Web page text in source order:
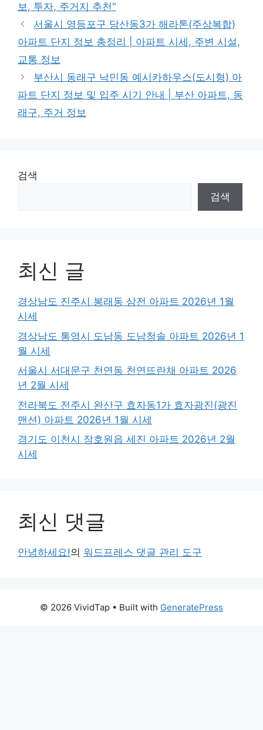
보, 투자, 주거지 추천"
서울시 영등포구 당산동3가 해라톤(주상복합)
아파트 단지 정보 총정리 | 아파트 시세, 주변 시설,
교통 정보
부산시 동래구 낙민동 예시카하우스(도시형) 아
파트 단지 정보 및 입주 시기 안내 | 부산 아파트, 동
래구, 주거 정보
검색
검색
최신 글
경상남도 진주시 봉래동 삼전 아파트 2026년 1월
시세
경상남도 통영시 도남동 도남청솔 아파트 2026년 1
월 시세
서울시 서대문구 천연동 천연뜨란채 아파트 2026
년 2월 시세
전라북도 전주시 완산구 효자동1가 효자광진(광진
맨션) 아파트 2026년 1월 시세
경기도 이천시 장호원읍 세진 아파트 2026년 2월
시세
최신 댓글
안녕하세요!의 워드프레스 댓글 관리 도구
© 2026 VividTap • Built with GeneratePress